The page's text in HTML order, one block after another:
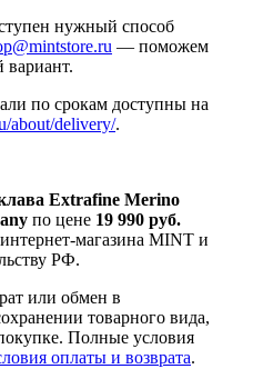
нужный способ
— поможем
вариант.
по срокам доступны на
about/delivery/.
Extrafine Merino
по цене 19 990 руб.
магазина MINT и
РФ.
или обмен в
товарного вида,
Полные условия
оплаты и возврата.